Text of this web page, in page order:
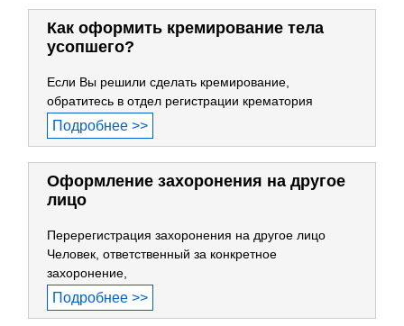
Как оформить кремирование тела
усопшего?
Если Вы решили сделать кремирование,
обратитесь в отдел регистрации крематория
Подробнее >>
Оформление захоронения на другое
лицо
Перерегистрация захоронения на другое лицо
Человек, ответственный за конкретное
захоронение,
Подробнее >>